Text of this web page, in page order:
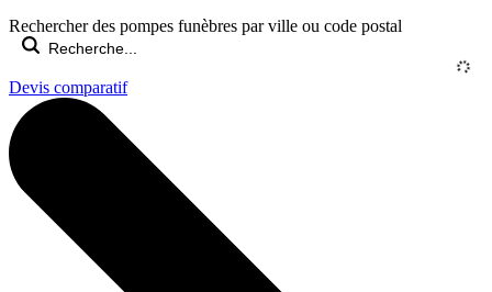
Rechercher des pompes funèbres par ville ou code postal
Devis comparatif